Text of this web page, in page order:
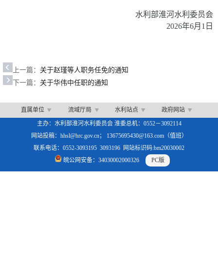
水利部淮河水利委员会
2026年6月 1 日
上一篇： 关于赵瑾等人职务任免的通知
下一篇： 关于华伟中任职的通知
直属单位 流域厅局 水利站点
政府网站
主办：水利部淮河水利委员会 淮委总机：0552－3092114
网站投稿：hhsl@hrc.gov.cn； 13675695430@163.com（值班）
联系电话：0552-3093195 3093196 网站标识码:bm20030002
皖公网安备：34030002000326
PC版